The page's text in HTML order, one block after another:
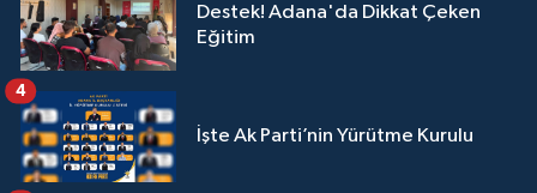
Destek! Adana'da Dikkat Çeken
Eğitim
İşte Ak Parti’nin Yürütme Kurulu
4